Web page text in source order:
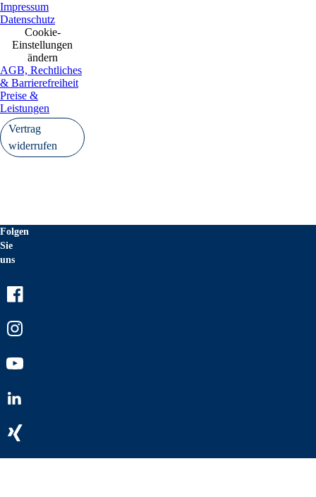
Impressum
Datenschutz
Cookie-
Einstellungen
ändern
AGB, Rechtliches
& Barrierefreiheit
Preise &
Leistungen
Vertrag
widerrufen
Folgen
Sie
uns
Youtube